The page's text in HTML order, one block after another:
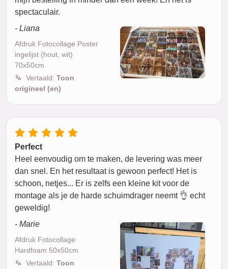
spectaculair.
- Liana
Afdruk Fotocollage Poster
ingelijst (hout, wit)
70x50cm
Vertaald: Toon
origineel (en)
Perfect
Heel eenvoudig om te maken, de levering was meer
dan snel. En het resultaat is gewoon perfect! Het is
schoon, netjes... Er is zelfs een kleine kit voor de
montage als je de harde schuimdrager neemt 👌 echt
geweldig!
- Marie
Afdruk Fotocollage
Hardfoam 50x50cm
Vertaald: Toon